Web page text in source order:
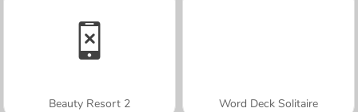
Beauty Resort 2 Word Deck Solitaire